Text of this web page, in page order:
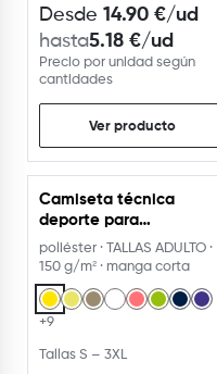
Desde 14.90 €/ud
hasta5.18 €/ud
Precio por unidad según
cantidades
Ver producto
USA EL PERSONALIZADOR
Camiseta técnica
deporte para
personalizar
poliéster · TALLAS ADULTO ·
150 g/m² · manga corta
+9
Tallas S – 3XL